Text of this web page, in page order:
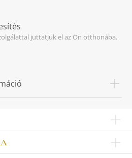
juttatjuk el az Ön otthonába.